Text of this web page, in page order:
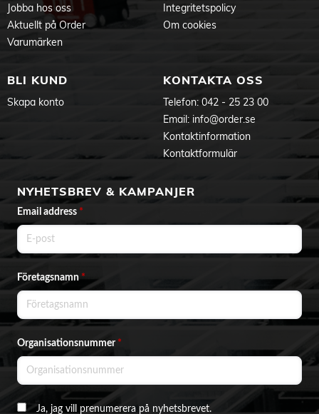
Jobba hos oss
Aktuellt på Order
Varumärken
Integritetspolicy
Om cookies
BLI KUND
Skapa konto
KONTAKTA OSS
Telefon: 042 - 25 23 00
Email: info@order.se
Kontaktinformation
Kontaktformulär
NYHETSBREV & KAMPANJER
Email address *
Företagsnamn*
Organisationsnummer *
Ja, jag vill prenumerera på nyhetsbrevet.